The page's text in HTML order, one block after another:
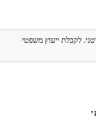
לקבלת ייעוץ משפטי